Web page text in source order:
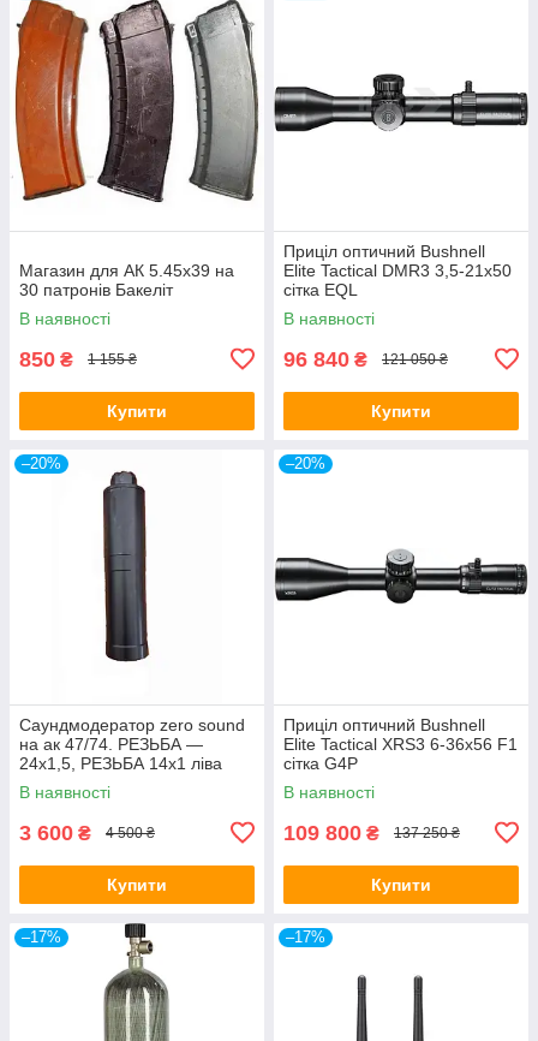
Магазин для АК 5.45х39 на
30 патронів Бакеліт
В наявності
850 ₴ 1 155 ₴
Купити
Приціл оптичний Bushnell
Elite Tactical DMR3 3,5-21x50
сітка EQL
В наявності
96 840 ₴ 121 050 ₴
Купити
–20%
Саундмодератор zero sound
на ак 47/74. РЕЗЬБА —
24х1,5, РЕЗЬБА 14х1 ліва
В наявності
3 600 ₴ 4 500 ₴
Купити
–20%
Приціл оптичний Bushnell
Elite Tactical XRS3 6-36x56 F1
сітка G4P
В наявності
109 800 ₴ 137 250 ₴
Купити
–17% –17%